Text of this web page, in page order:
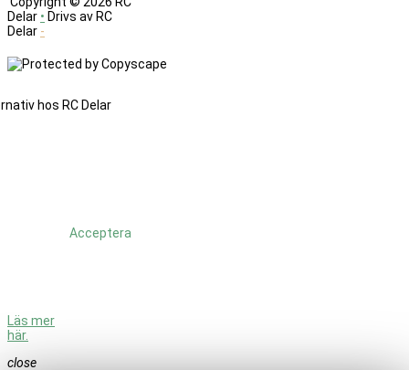
Delar • Drivs av RC
Delar -
Läs mer
här.
Acceptera
close